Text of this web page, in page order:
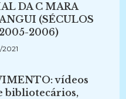
DA C MARA
(SÉCULOS
2006)
vídeos
bibliotecários,